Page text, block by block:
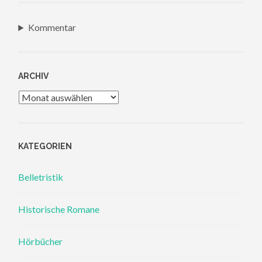
Kommentar
ARCHIV
Archiv
KATEGORIEN
Belletristik
Historische Romane
Hörbücher